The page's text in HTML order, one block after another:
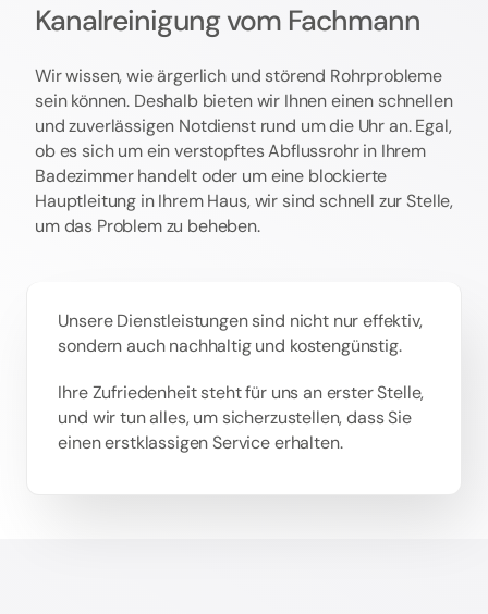
Kanalreinigung vom Fachmann
Wir wissen, wie ärgerlich und störend Rohrprobleme
sein können. Deshalb bieten wir Ihnen einen schnellen
und zuverlässigen Notdienst rund um die Uhr an. Egal,
ob es sich um ein verstopftes Abflussrohr in Ihrem
Badezimmer handelt oder um eine blockierte
Hauptleitung in Ihrem Haus, wir sind schnell zur Stelle,
um das Problem zu beheben.
Unsere Dienstleistungen sind nicht nur effektiv,
sondern auch nachhaltig und kostengünstig.
Ihre Zufriedenheit steht für uns an erster Stelle,
und wir tun alles, um sicherzustellen, dass Sie
einen erstklassigen Service erhalten.